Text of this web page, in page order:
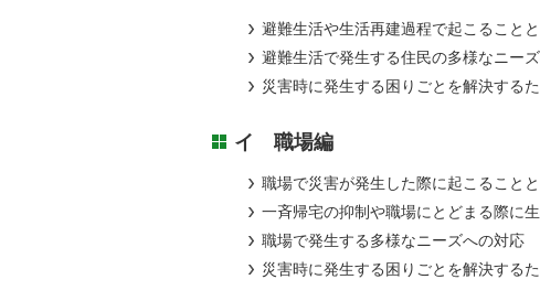
避難生活や生活再建過程で起こること
避難生活で発生する住民の多様なニー
災害時に発生する困りごとを解決する
イ 職場編
職場で災害が発生した際に起こること
一斉帰宅の抑制や職場にとどまる際に
職場で発生する多様なニーズへの対応
災害時に発生する困りごとを解決する